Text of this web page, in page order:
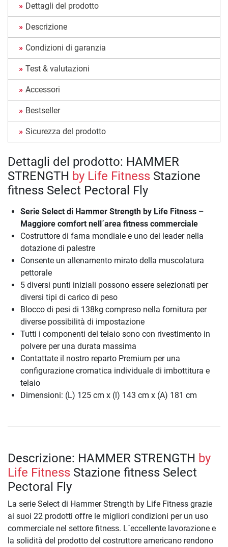
Dettagli del prodotto
Descrizione
Condizioni di garanzia
Test & valutazioni
Accessori
Bestseller
Sicurezza del prodotto
Dettagli del prodotto: HAMMER
STRENGTH by Life Fitness Stazione
fitness Select Pectoral Fly
Serie Select di Hammer Strength by Life Fitness –
Maggiore comfort nell´area fitness commerciale
Costruttore di fama mondiale e uno dei leader nella
dotazione di palestre
Consente un allenamento mirato della muscolatura
pettorale
5 diversi punti iniziali possono essere selezionati per
diversi tipi di carico di peso
Blocco di pesi di 138kg compreso nella fornitura per
diverse possibilità di impostazione
Tutti i componenti del telaio sono con rivestimento in
polvere per una durata massima
Contattate il nostro reparto Premium per una
configurazione cromatica individuale di imbottitura e
telaio
Dimensioni: (L) 125 cm x (l) 143 cm x (A) 181 cm
Descrizione: HAMMER STRENGTH by
Life Fitness Stazione fitness Select
Pectoral Fly
La serie Select di Hammer Strength by Life Fitness grazie
ai suoi 22 prodotti offre le migliori condizioni per un uso
commerciale nel settore fitness. L´eccellente lavorazione e
la solidità del prodotto del costruttore americano rendono